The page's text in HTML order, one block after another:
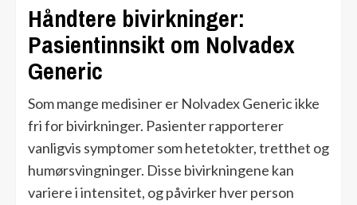
Håndtere bivirkninger:
Pasientinnsikt om Nolvadex
Generic
Som mange medisiner er Nolvadex Generic ikke
fri for bivirkninger. Pasienter rapporterer
vanligvis symptomer som hetetokter, tretthet og
humørsvingninger. Disse bivirkningene kan
variere i intensitet, og påvirker hver person